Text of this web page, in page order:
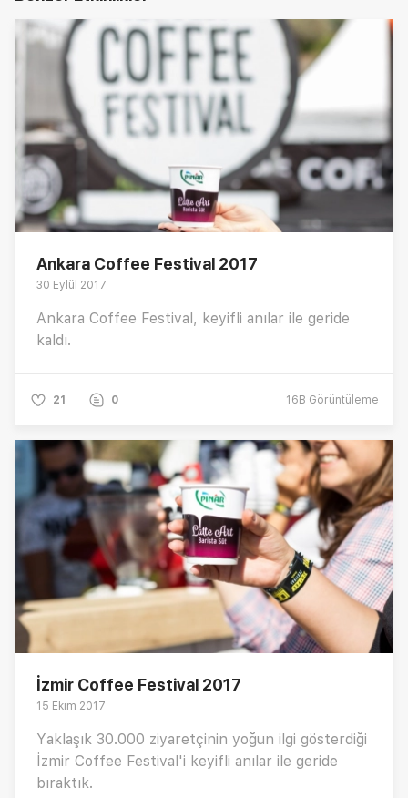
Ankara Coffee Festival 2017
30 Eylül 2017
Ankara Coffee Festival, keyifli anılar ile geride
kaldı.
21 0 16B Görüntüleme
İzmir Coffee Festival 2017
15 Ekim 2017
Yaklaşık 30.000 ziyaretçinin yoğun ilgi gösterdiği
İzmir Coffee Festival'i keyifli anılar ile geride
bıraktık.